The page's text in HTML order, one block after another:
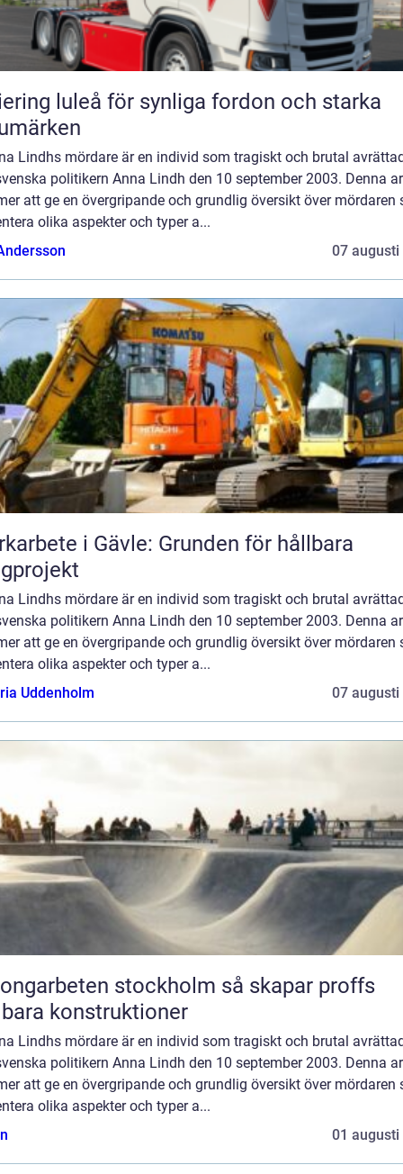
luleå för synliga fordon och starka
Lindhs mördare är en individ som tragiskt och brutal
politikern Anna Lindh den 10 september 2003. Denna
att ge en övergripande och grundlig översikt över mördaren
olika aspekter och typer a...
07 augusti
i Gävle: Grunden för hållbara
Lindhs mördare är en individ som tragiskt och brutal
politikern Anna Lindh den 10 september 2003. Denna
att ge en övergripande och grundlig översikt över mördaren
olika aspekter och typer a...
Uddenholm
07 augusti
stockholm så skapar proffs
konstruktioner
Lindhs mördare är en individ som tragiskt och brutal
politikern Anna Lindh den 10 september 2003. Denna
att ge en övergripande och grundlig översikt över mördaren
olika aspekter och typer a...
01 augusti